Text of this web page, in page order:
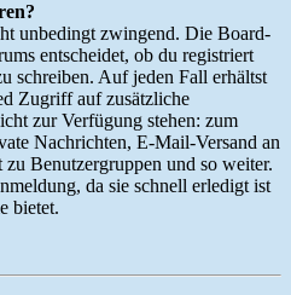
unbedingt zwingend. Die Board-
entscheidet, ob du registriert
schreiben. Auf jeden Fall erhältst
Zugriff auf zusätzliche
zur Verfügung stehen: zum
Nachrichten, E-Mail-Versand an
Benutzergruppen und so weiter.
da sie schnell erledigt ist
bietet.